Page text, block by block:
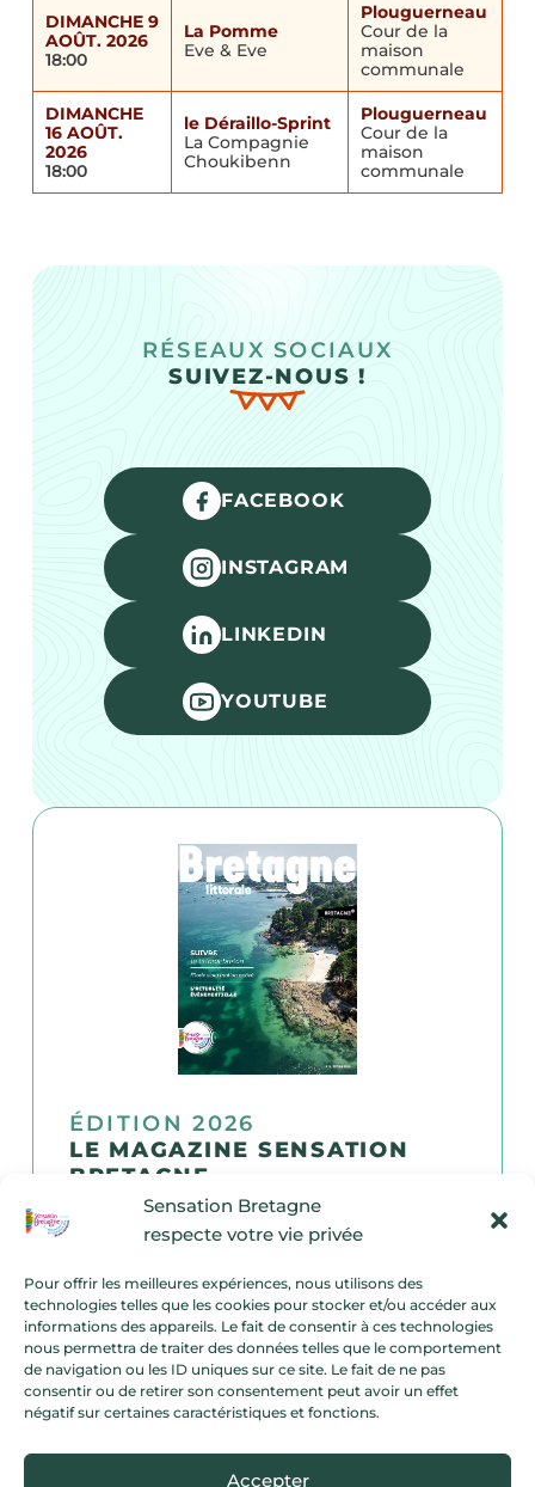
Sensation Bretagne
respecte votre vie privée
Pour offrir les meilleures expériences, nous utilisons des
technologies telles que les cookies pour stocker et/ou accéder aux
informations des appareils. Le fait de consentir à ces technologies
nous permettra de traiter des données telles que le comportement
de navigation ou les ID uniques sur ce site. Le fait de ne pas
consentir ou de retirer son consentement peut avoir un effet
négatif sur certaines caractéristiques et fonctions.
Accepter
DIMANCHE 9
AOÛT. 2026
18:00
La Pomme
Eve & Eve
Plouguerneau
Cour de la
maison
communale
DIMANCHE
16 AOÛT.
2026
18:00
le Déraillo-Sprint
La Compagnie
Choukibenn
Plouguerneau
Cour de la
maison
communale
RÉSEAUX SOCIAUX
SUIVEZ-NOUS !
FACEBOOK
INSTAGRAM
LINKEDIN
YOUTUBE
ÉDITION 2026
LE MAGAZINE SENSATION
BRETAGNE
Plongez dans l’esprit du littoral breton
Découvrez les 30 stations Sensation
Bretagne autrement : balades,
rencontres, coups de cœur… Un
concentré d’inspirations à feuilleter en
ligne.